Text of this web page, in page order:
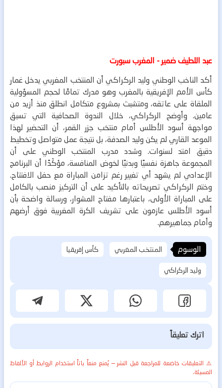
عبد اللطيف ضمير - المغرب سبورت
أكد الناخب الوطني وليد الركراكي أن المنتخب المغربي يدخل غمار
كأس الأمم الإفريقية بالمغرب وهو مدرك تمامًا لحجم المسؤولية
الملقاة على عاتقه، ومتشبث بمشروع متكامل انطلق منذ أزيد من
عامين. وأوضح الركراكي، خلال الندوة الصحافية التي تسبق
مواجهة أسود الأطلس أمام منتخب جزر القمر، أن التحضير لهذا
الموعد القاري لم يكن وليد الصدفة، بل نتيجة عمل متواصل وتخطيط
دقيق امتد لسنوات. وشدد مدرب المنتخب الوطني على أن
المجموعة جاهزة نفسيًا وبدنيًا لخوض المنافسة، مؤكّدًا أن البرنامج
الإعدادي لم يشهد أي تغيير رغم تزامن المباراة مع حفل الافتتاح.
وختم الركراكي تصريحاته بالتأكيد على أن التركيز منصب بالكامل
على المباراة الأولى، باعتبارها مفتاح المشوار، ورسالة واضحة بأن
أسود الأطلس عازمون على تشريف الكرة المغربية فوق أرضهم
وأمام جماهيرهم.
الوسوم المنتخب المغربي
كأس إفريقيا
وليد الركراكي
اترك تعليقاً
⚠️ التعليقات خاضعة للمراجعة قبل النشر — يُمنع منعاً باتاً استخدام الروابط أو الألفاظ
المسيئة.